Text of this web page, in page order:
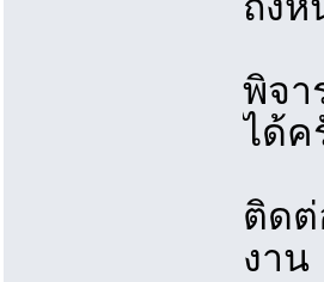
พิจา
ได้ค
ติดต่
งาน